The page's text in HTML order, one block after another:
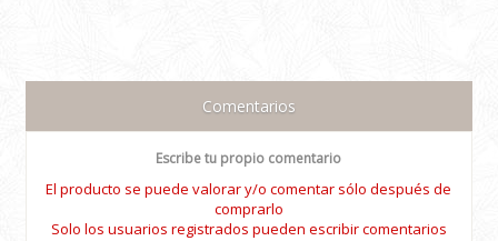
Comentarios
Escribe tu propio comentario
El producto se puede valorar y/o comentar sólo después de
comprarlo
Solo los usuarios registrados pueden escribir comentarios